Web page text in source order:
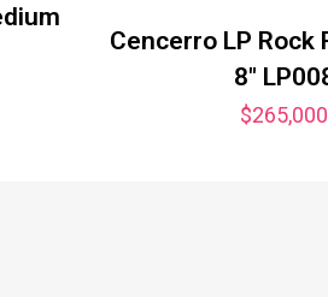
Cencerro LP Rock
8″
$